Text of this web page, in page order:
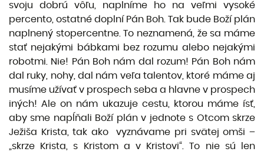
svoju dobrú vôľu, naplníme ho na veľmi vysoké
percento, ostatné doplní Pán Boh. Tak bude Boží plán
naplnený stopercentne. To neznamená, že sa máme
stať nejakými bábkami bez rozumu alebo nejakými
robotmi. Nie! Pán Boh nám dal rozum! Pán Boh nám
dal ruky, nohy, dal nám veľa talentov, ktoré máme aj
musíme užívať v prospech seba a hlavne v prospech
iných! Ale on nám ukazuje cestu, ktorou máme ísť,
aby sme napĺňali Boží plán v jednote s Otcom skrze
Ježiša Krista, tak ako vyznávame pri svätej omši –
„skrze Krista, s Kristom a v Kristovi“. To nie sú len